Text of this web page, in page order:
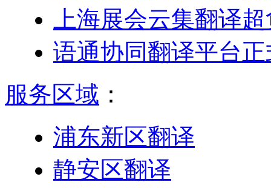
上海展会云集翻译
语通协同翻译平台
服务区域 ：
浦东新区翻译
静安区翻译